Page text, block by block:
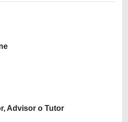
Advisor o Tutor